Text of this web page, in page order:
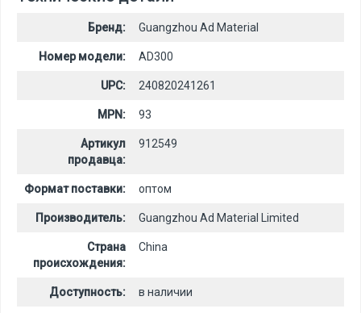
Бренд: Guangzhou Ad Material
Номер модели: AD300
UPC: 240820241261
MPN: 93
Артикул
продавца:
912549
Формат поставки: оптом
Производитель: Guangzhou Ad Material Limited
Страна
происхождения:
China
Доступность: в наличии